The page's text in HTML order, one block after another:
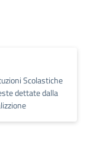
Scolastiche
dettate dalla